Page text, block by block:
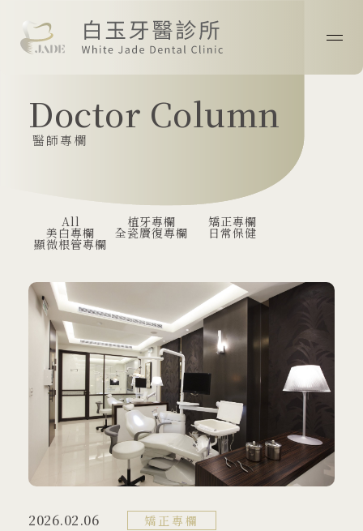
關於我們
醫師專欄
案例分享
院所資訊
大學牙醫
02 2912 1233
Doctor Column
醫師專欄
All 植牙專欄 矯正專欄
美白專欄 全瓷贗復專欄 日常保健
顯微根管專欄
2026.02.06 矯正專欄